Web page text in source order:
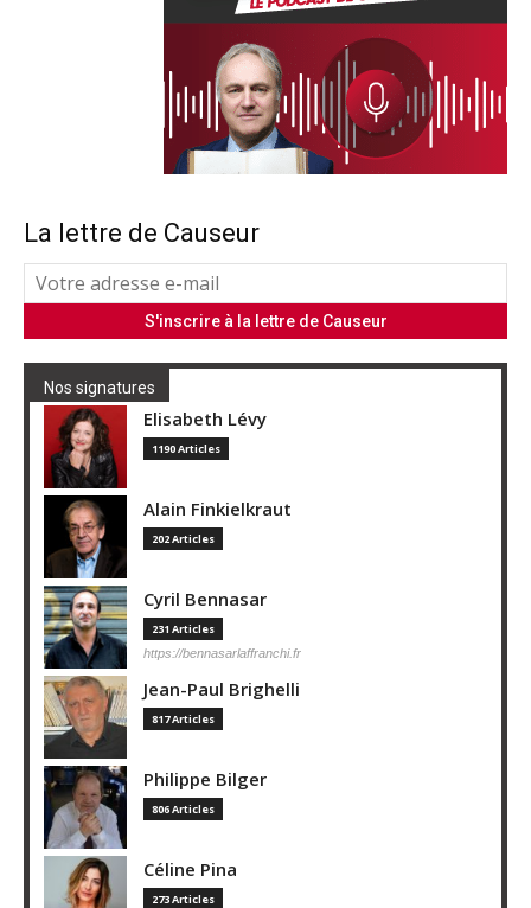
La lettre de Causeur
Nos signatures
Elisabeth Lévy
1190 Articles
Alain Finkielkraut
202 Articles
Cyril Bennasar
231 Articles
https://bennasarlaffranchi.fr
Jean-Paul Brighelli
817 Articles
Philippe Bilger
806 Articles
Céline Pina
273 Articles